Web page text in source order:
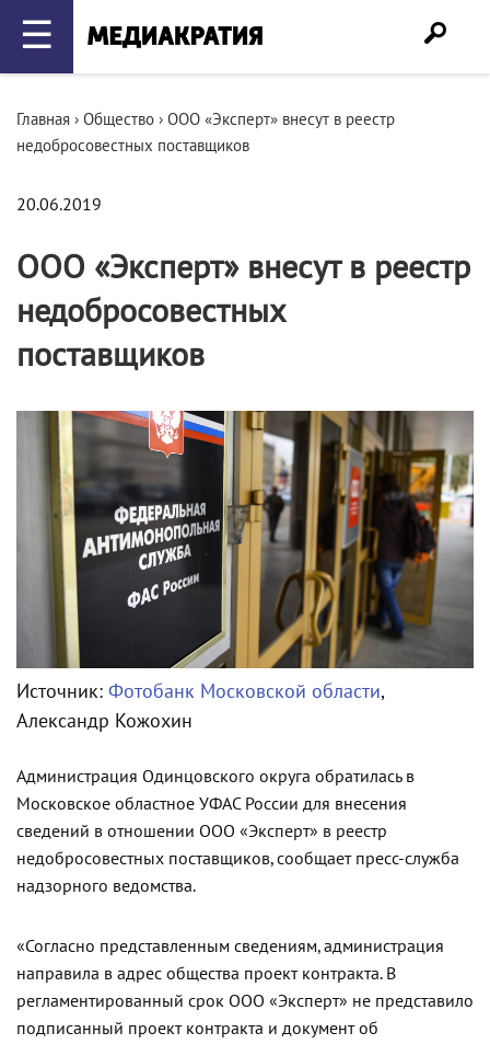
☰
Главная › Общество › ООО «Эксперт» внесут в реестр
недобросовестных поставщиков
20.06.2019
ООО «Эксперт» внесут в реестр
недобросовестных
поставщиков
Источник: Фотобанк Московской области,
Александр Кожохин
Администрация Одинцовского округа обратилась в
Московское областное УФАС России для внесения
сведений в отношении ООО «Эксперт» в реестр
недобросовестных поставщиков, сообщает пресс-служба
надзорного ведомства.
«Согласно представленным сведениям, администрация
направила в адрес общества проект контракта. В
регламентированный срок ООО «Эксперт» не представило
подписанный проект контракта и документ об